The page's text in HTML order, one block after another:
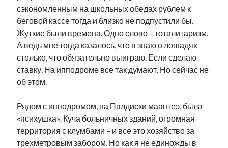
сэкономленным на школьных обедах рублем к
беговой кассе тогда и близко не подпустили бы.
Жуткие были времена. Одно слово – тоталитаризм.
А ведь мне тогда казалось, что я знаю о лошадях
столько, что обязательно выиграю. Если сделаю
ставку. На ипподроме все так думают. Но сейчас не
об этом.
Рядом с ипподромом, на Палдиски маантеэ, была
«психушка». Куча больничных зданий, огромная
территория с клумбами – и все это хозяйство за
трехметровым забором. Но как я не единожды в